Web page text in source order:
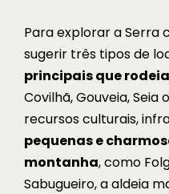
Para explorar a Serra
sugerir três tipos de
principais que
Covilhã, Gouveia, Seia
recursos culturais,
pequenas e
montanha, como
Sabugueiro, a aldeia